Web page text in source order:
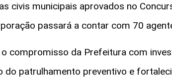
civis municipais aprovados no
passará a contar com 70
compromisso da Prefeitura com
do patrulhamento preventivo e